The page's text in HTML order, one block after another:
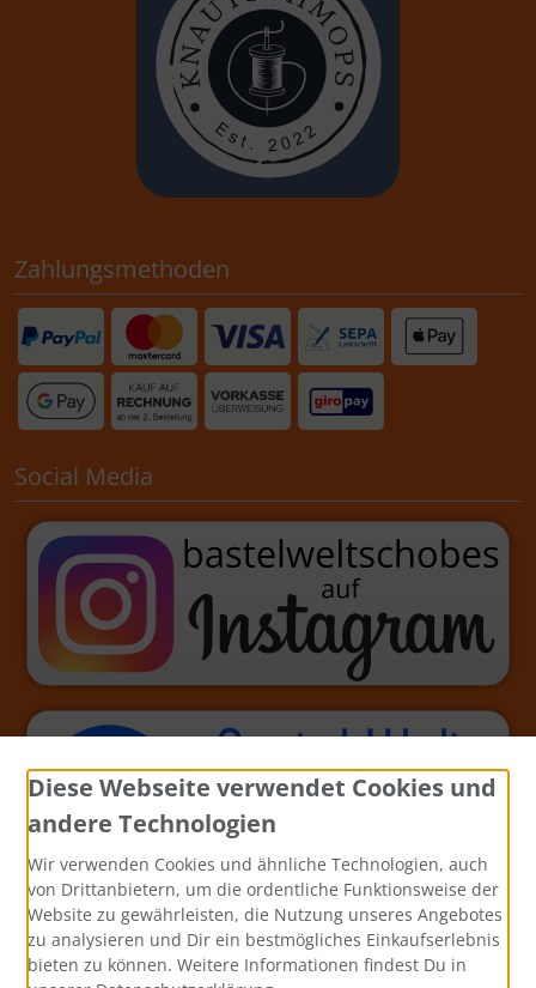
Zahlungsmethoden
Social Media
Diese Webseite verwendet Cookies und
andere Technologien
Wir verwenden Cookies und ähnliche Technologien, auch
von Drittanbietern, um die ordentliche Funktionsweise der
Website zu gewährleisten, die Nutzung unseres Angebotes
zu analysieren und Dir ein bestmögliches Einkaufserlebnis
bieten zu können. Weitere Informationen findest Du in